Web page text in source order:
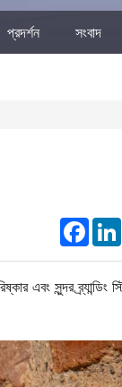
প্রদর্শন সংবাদ
এবং সুন্দর ব্র্যান্ডিং